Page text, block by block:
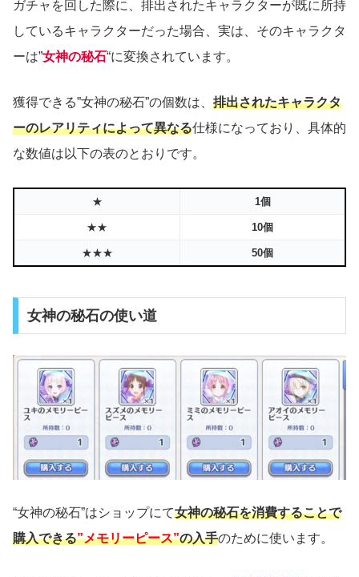
ガチャを回した際に、排出されたキャラクターが既に所持
しているキャラクターだった場合、実は、そのキャラクタ
ーは”女神の秘石“に変換されています。
獲得できる”女神の秘石”の個数は、 排出されたキャラクタ
ーのレアリティによって異なる仕様になっており、具体的
な数値は以下の表のとおりです。
★ 1個
★★ 10個
★★★ 50個
女神の秘石の使い道
“女神の秘石”はショップにて女神の秘石を消費することで
購入できる”メモリーピース”の入手のために使います。